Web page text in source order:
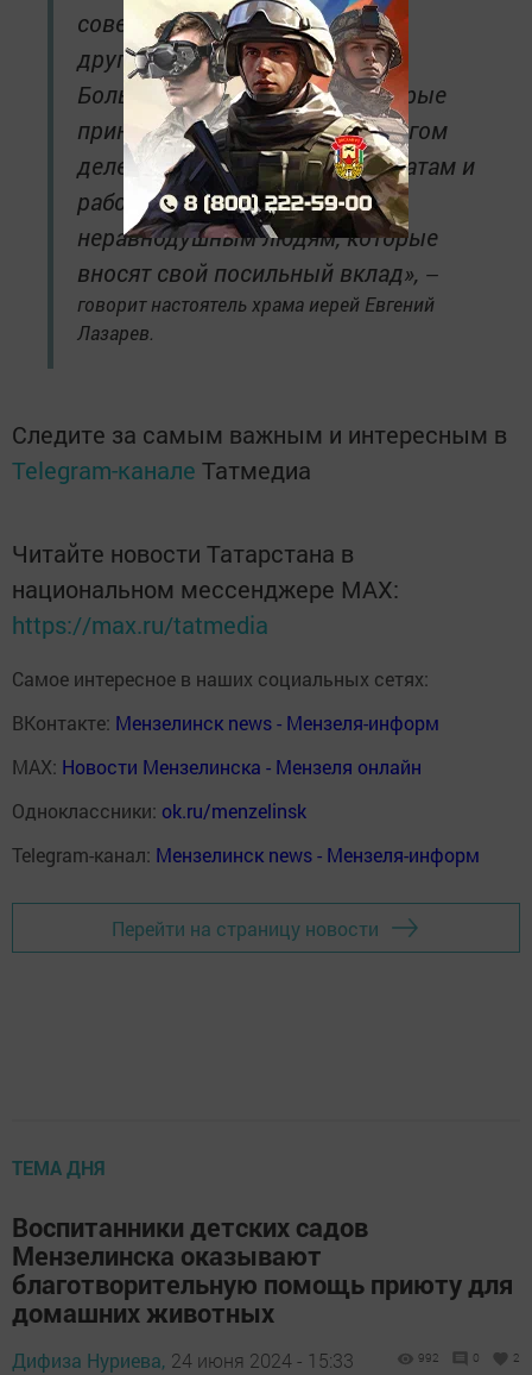
советской власти, как многие
другие храмы, был разрушен.
Большое спасибо людям, которые
принимают участие в этом благом
деле, в первую очередь меценатам и
работникам, а также
неравнодушным людям, которые
вносят свой посильный вклад», —
говорит настоятель храма иерей Евгений
Лазарев.
Следите за самым важным и интересным в
Telegram-канале Татмедиа
Читайте новости Татарстана в
национальном мессенджере MАХ:
https://max.ru/tatmedia
Самое интересное в наших социальных сетях:
ВКонтакте: Мензелинск news - Мензеля-информ
MAX: Новости Мензелинска - Мензеля онлайн
Одноклассники: ok.ru/menzelinsk
Telegram-канал: Мензелинск news - Мензеля-информ
Перейти на страницу новости
ТЕМА ДНЯ
Воспитанники детских садов
Мензелинска оказывают
благотворительную помощь приюту для
домашних животных
Дифиза Нуриева, 24 июня 2024 - 15:33 992 0 2